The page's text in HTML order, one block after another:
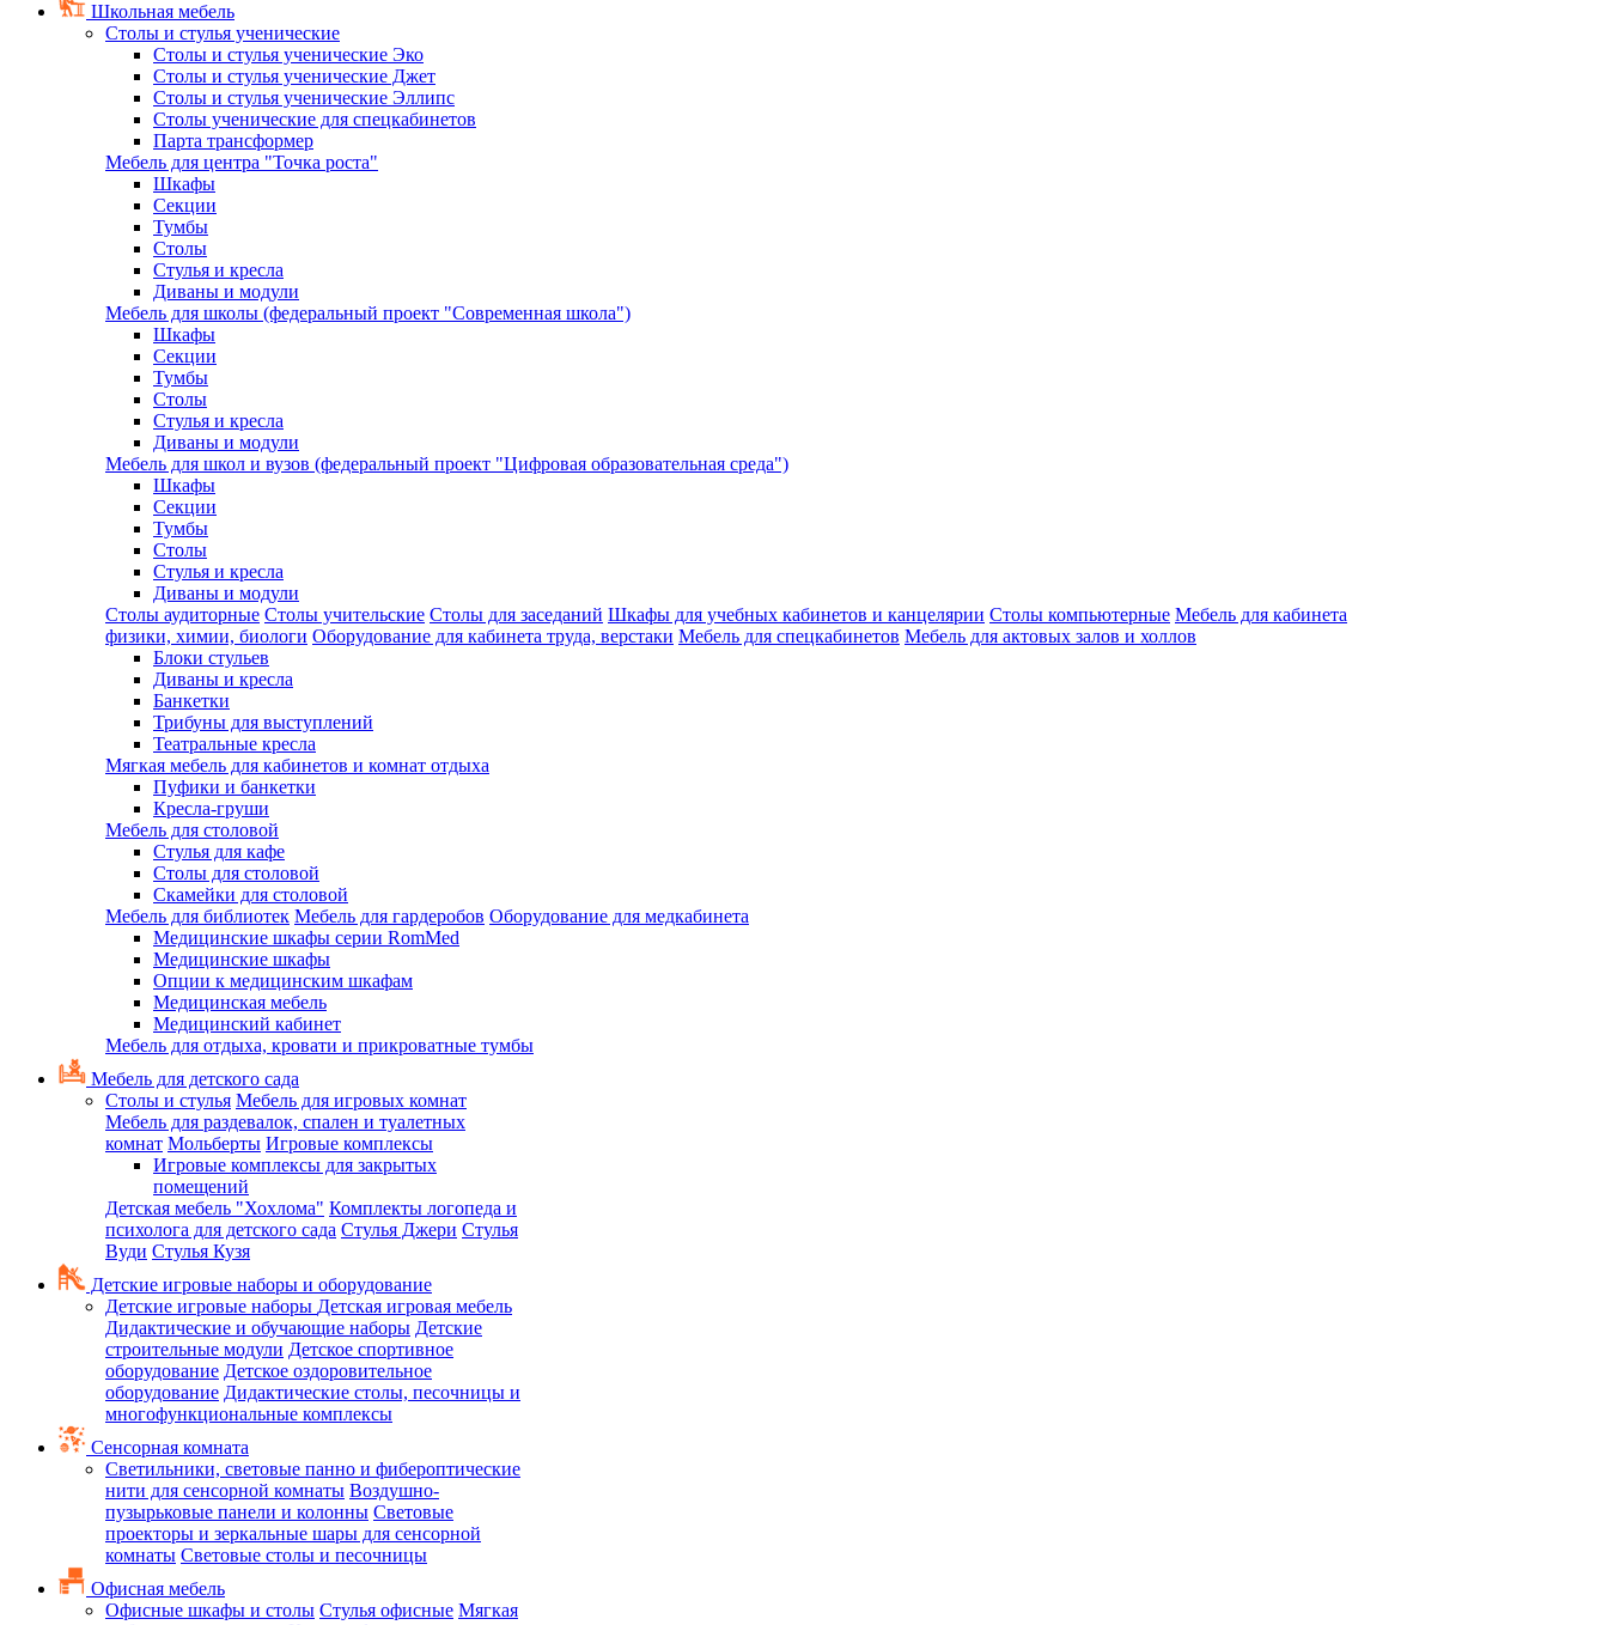
Школьная мебель
Столы и стулья ученические
Столы и стулья ученические Эко
Столы и стулья ученические Джет
Столы и стулья ученические Эллипс
Столы ученические для спецкабинетов
Парта трансформер
Мебель для центра "Точка роста"
Шкафы
Секции
Тумбы
Столы
Стулья и кресла
Диваны и модули
Мебель для школы (федеральный проект "Современная школа")
Шкафы
Секции
Тумбы
Столы
Стулья и кресла
Диваны и модули
Мебель для школ и вузов (федеральный проект "Цифровая образовательная среда")
Шкафы
Секции
Тумбы
Столы
Стулья и кресла
Диваны и модули
Столы аудиторные Столы учительские Столы для заседаний Шкафы для учебных кабинетов и канцелярии Столы компьютерные Мебель для кабинета
физики, химии, биологи Оборудование для кабинета труда, верстаки Мебель для спецкабинетов Мебель для актовых залов и холлов
Блоки стульев
Диваны и кресла
Банкетки
Трибуны для выступлений
Театральные кресла
Мягкая мебель для кабинетов и комнат отдыха
Пуфики и банкетки
Кресла-груши
Мебель для столовой
Cтулья для кафе
Cтолы для столовой
Скамейки для столовой
Мебель для библиотек Мебель для гардеробов Оборудование для медкабинета
Медицинские шкафы серии RomMed
Медицинские шкафы
Опции к медицинским шкафам
Медицинская мебель
Медицинский кабинет
Мебель для отдыха, кровати и прикроватные тумбы
Мебель для детского сада
Столы и стулья Мебель для игровых комнат
Мебель для раздевалок, спален и туалетных
комнат Мольберты Игровые комплексы
Игровые комплексы для закрытых
помещений
Детская мебель "Хохлома" Комплекты логопеда и
психолога для детского сада Стулья Джери Стулья
Вуди Стулья Кузя
Детские игровые наборы и оборудование
Детские игровые наборы Детская игровая мебель
Дидактические и обучающие наборы Детские
строительные модули Детское спортивное
оборудование Детское оздоровительное
оборудование Дидактические столы, песочницы и
многофункциональные комплексы
Сенсорная комната
Светильники, световые панно и фибероптические
нити для сенсорной комнаты Воздушно-
пузырьковые панели и колонны Световые
проекторы и зеркальные шары для сенсорной
комнаты Световые столы и песочницы
Офисная мебель
Офисные шкафы и столы Стулья офисные Мягкая